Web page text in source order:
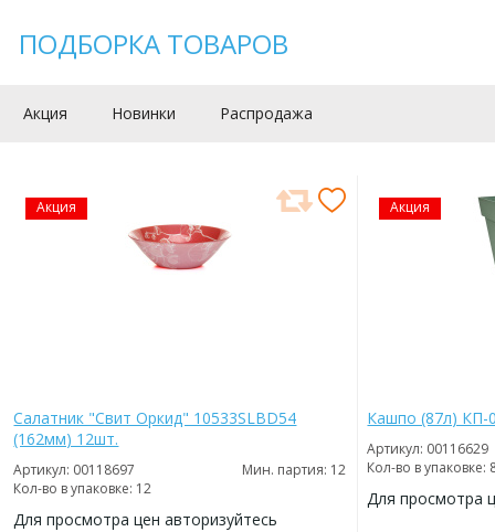
ПОДБОРКА ТОВАРОВ
Акция Новинки Распродажа
Акция
Салатник "Свит Оркид" 10533SLBD54
(162мм) 12шт.
Артикул: 00118697
Мин. партия: 12
Кол-во в упаковке: 12
Для просмотра цен авторизуйтесь
Акция
Кашпо (87л) КП-
Артикул: 00116629
Кол-во в упаковке:
Для просмотра